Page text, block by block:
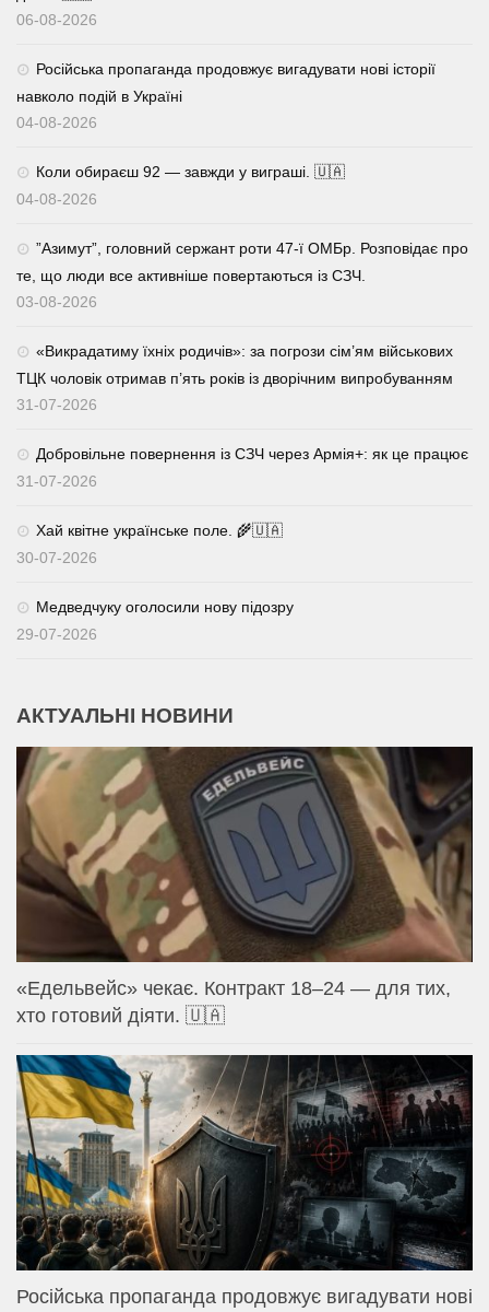
06-08-2026
Російська пропаганда продовжує вигадувати нові історії
навколо подій в Україні
04-08-2026
Коли обираєш 92 — завжди у виграші. 🇺🇦
04-08-2026
⁨”Азимут”, головний сержант роти 47-ї ОМБр. Розповідає про
те, що люди все активніше повертаються із СЗЧ.
03-08-2026
«Викрадатиму їхніх родичів»: за погрози сім’ям військових
ТЦК чоловік отримав п’ять років із дворічним випробуванням
31-07-2026
Добровільне повернення із СЗЧ через Армія+: як це працює
31-07-2026
Хай квітне українське поле. 🌾🇺🇦
30-07-2026
Медведчуку оголосили нову підозру
29-07-2026
АКТУАЛЬНІ НОВИНИ
«Едельвейс» чекає. Контракт 18–24 — для тих,
хто готовий діяти. 🇺🇦
Російська пропаганда продовжує вигадувати нові